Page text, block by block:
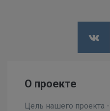
О проекте
Цель нашего проекта